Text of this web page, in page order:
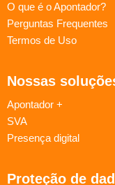
O que é o Apontador?
Perguntas Frequentes
Termos de Uso
Nossas
Apontador +
SVA
Presença digital
Proteção de